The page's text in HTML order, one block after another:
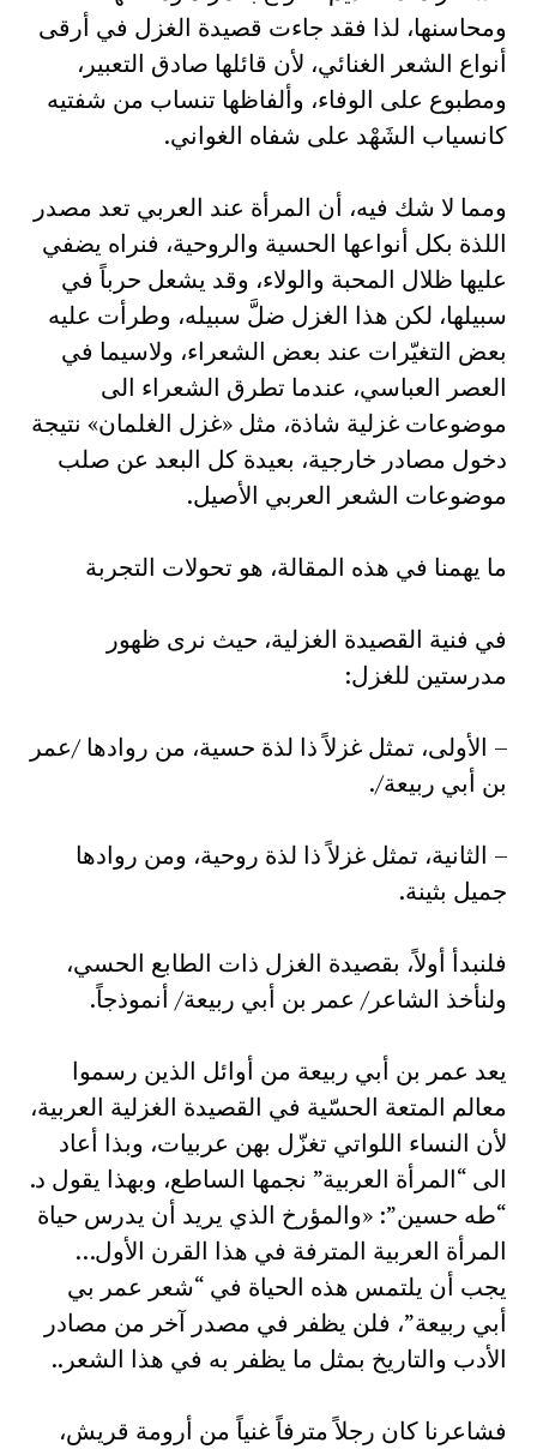
ومحاسنها، لذا فقد جاءت قصيدة الغزل في أرقى
أنواع الشعر الغنائي، لأن قائلها صادق التعبير،
ومطبوع على الوفاء، وألفاظها تنساب من شفتيه
كانسياب الشَهْد على شفاه الغواني.‏
ومما لا شك فيه، أن المرأة عند العربي تعد مصدر
اللذة بكل أنواعها الحسية والروحية، فنراه يضفي
عليها ظلال المحبة والولاء، وقد يشعل حرباً في
سبيلها، لكن هذا الغزل ضلَّ سبيله، وطرأت عليه
بعض التغيّرات عند بعض الشعراء، ولاسيما في
العصر العباسي، عندما تطرق الشعراء الى
موضوعات غزلية شاذة، مثل «غزل الغلمان» نتيجة
دخول مصادر خارجية، بعيدة كل البعد عن صلب
موضوعات الشعر العربي الأصيل.‏
ما يهمنا في هذه المقالة، هو تحولات التجربة
في فنية القصيدة الغزلية، حيث نرى ظهور
مدرستين للغزل:‏
– الأولى، تمثل غزلاً ذا لذة حسية، من روادها /عمر
بن أبي ربيعة/.‏
– الثانية، تمثل غزلاً ذا لذة روحية، ومن روادها
جميل بثينة.‏
فلنبدأ أولاً، بقصيدة الغزل ذات الطابع الحسي،
ولنأخذ الشاعر/ عمر بن أبي ربيعة/ أنموذجاً.‏
يعد عمر بن أبي ربيعة من أوائل الذين رسموا
معالم المتعة الحسّية في القصيدة الغزلية العربية،
لأن النساء اللواتي تغزّل بهن عربيات، وبذا أعاد
الى “المرأة العربية” نجمها الساطع، وبهذا يقول د.
“طه حسين”: «والمؤرخ الذي يريد أن يدرس حياة
المرأة العربية المترفة في هذا القرن الأول…
يجب أن يلتمس هذه الحياة في “شعر عمر بي
أبي ربيعة”، فلن يظفر في مصدر آخر من مصادر
الأدب والتاريخ بمثل ما يظفر به في هذا الشعر..
فشاعرنا كان رجلاً مترفاً غنياً من أرومة قريش،